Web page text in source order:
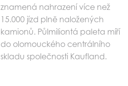
znamená nahrazení více než
15.000 jízd plně naložených
kamionů. Půlmiliontá paleta míří
do olomouckého centrálního
skladu společnosti Kaufland.